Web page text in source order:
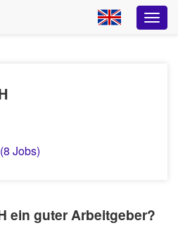
Jobs)
ein guter Arbeitgeber?